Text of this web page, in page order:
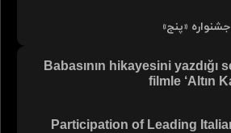
«پنج»
Babasının hikayesini yazdığı
filmle ‘Altın
Participation of Leading